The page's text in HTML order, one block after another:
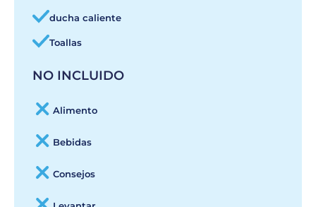
ducha caliente
Toallas
NO INCLUIDO
Alimento
Bebidas
Consejos